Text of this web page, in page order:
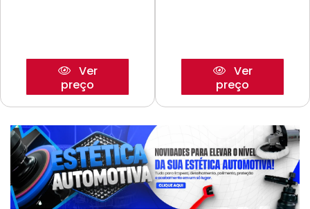
Ver
preço
Ver
preço